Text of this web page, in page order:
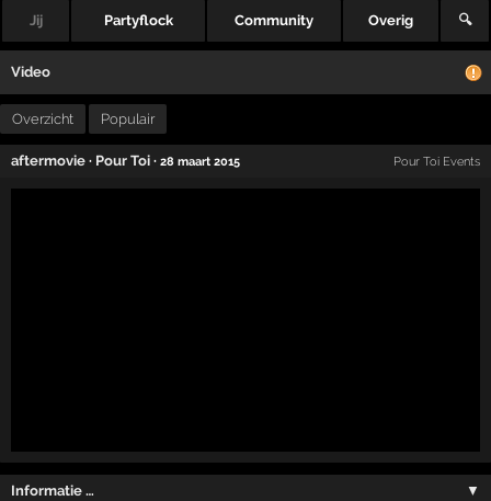
Jij Partyflock Community Overig 🔍
Video
Overzicht Populair
aftermovie · Pour Toi ·28 maart 2015 Pour Toi Events
Informatie … ▼